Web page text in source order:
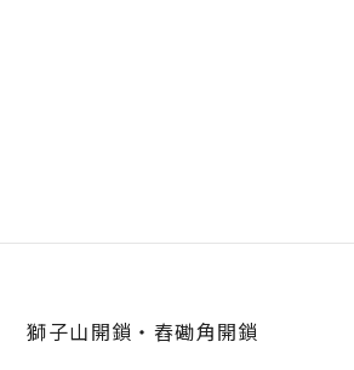
獅子山開鎖‧舂磡角開鎖